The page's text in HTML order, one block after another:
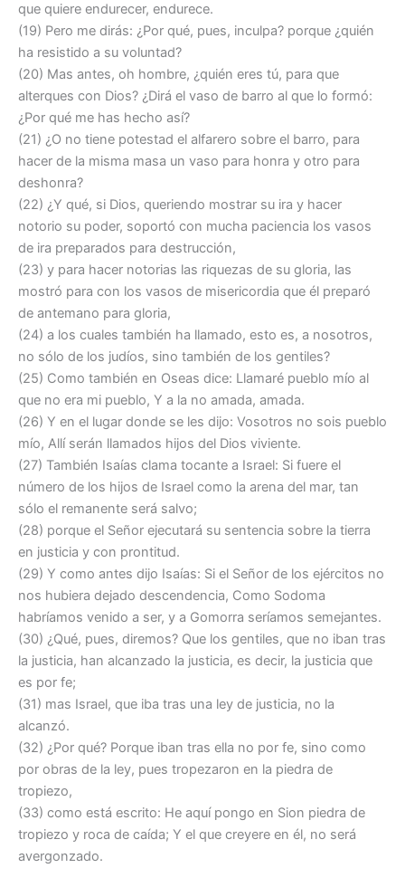
que quiere endurecer, endurece.
(19) Pero me dirás: ¿Por qué, pues, inculpa? porque ¿quién
ha resistido a su voluntad?
(20) Mas antes, oh hombre, ¿quién eres tú, para que
alterques con Dios? ¿Dirá el vaso de barro al que lo formó:
¿Por qué me has hecho así?
(21) ¿O no tiene potestad el alfarero sobre el barro, para
hacer de la misma masa un vaso para honra y otro para
deshonra?
(22) ¿Y qué, si Dios, queriendo mostrar su ira y hacer
notorio su poder, soportó con mucha paciencia los vasos
de ira preparados para destrucción,
(23) y para hacer notorias las riquezas de su gloria, las
mostró para con los vasos de misericordia que él preparó
de antemano para gloria,
(24) a los cuales también ha llamado, esto es, a nosotros,
no sólo de los judíos, sino también de los gentiles?
(25) Como también en Oseas dice: Llamaré pueblo mío al
que no era mi pueblo, Y a la no amada, amada.
(26) Y en el lugar donde se les dijo: Vosotros no sois pueblo
mío, Allí serán llamados hijos del Dios viviente.
(27) También Isaías clama tocante a Israel: Si fuere el
número de los hijos de Israel como la arena del mar, tan
sólo el remanente será salvo;
(28) porque el Señor ejecutará su sentencia sobre la tierra
en justicia y con prontitud.
(29) Y como antes dijo Isaías: Si el Señor de los ejércitos no
nos hubiera dejado descendencia, Como Sodoma
habríamos venido a ser, y a Gomorra seríamos semejantes.
(30) ¿Qué, pues, diremos? Que los gentiles, que no iban tras
la justicia, han alcanzado la justicia, es decir, la justicia que
es por fe;
(31) mas Israel, que iba tras una ley de justicia, no la
alcanzó.
(32) ¿Por qué? Porque iban tras ella no por fe, sino como
por obras de la ley, pues tropezaron en la piedra de
tropiezo,
(33) como está escrito: He aquí pongo en Sion piedra de
tropiezo y roca de caída; Y el que creyere en él, no será
avergonzado.